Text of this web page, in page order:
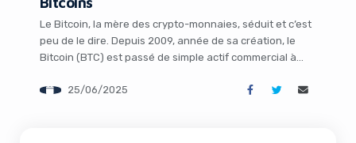
Le Bitcoin, la mère des crypto-monnaies, séduit et c’est
peu de le dire. Depuis 2009, année de sa création, le
Bitcoin (BTC) est passé de simple actif commercial à
mille et une façons de gagner plus d’argent avec le
25/06/2025